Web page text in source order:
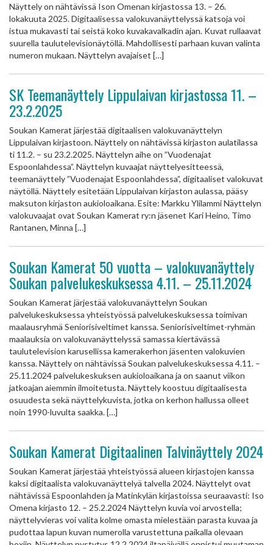
Näyttely on nähtävissä Ison Omenan kirjastossa 13. – 26.
lokakuuta 2025. Digitaalisessa valokuvanäyttelyssä katsoja voi
istua mukavasti tai seistä koko kuvakavalkadin ajan. Kuvat rullaavat
suurella taulutelevisionäytöllä. Mahdollisesti parhaan kuvan valinta
numeron mukaan. Näyttelyn avajaiset […]
SK Teemanäyttely Lippulaivan kirjastossa 11. –
23.2.2025
Soukan Kamerat järjestää digitaalisen valokuvanäyttelyn
Lippulaivan kirjastoon. Näyttely on nähtävissä kirjaston aulatilassa
ti 11.2. – su 23.2.2025. Näyttelyn aihe on ”Vuodenajat
Espoonlahdessa”. Näyttelyn kuvaajat näyttelyesitteessä,
teemanäyttely ”Vuodenajat Espoonlahdessa”, digitaaliset valokuvat
näytöllä. Näyttely esitetään Lippulaivan kirjaston aulassa, pääsy
maksuton kirjaston aukioloaikana. Esite: Markku Ylilammi Näyttelyn
valokuvaajat ovat Soukan Kamerat ry:n jäsenet Kari Heino, Timo
Rantanen, Minna […]
Soukan Kamerat 50 vuotta – valokuvanäyttely
Soukan palvelukeskuksessa 4.11. – 25.11.2024
Soukan Kamerat järjestää valokuvanäyttelyn Soukan
palvelukeskuksessa yhteistyössä palvelukeskuksessa toimivan
maalausryhmä Seniorisiveltimet kanssa. Seniorisiveltimet-ryhmän
maalauksia on valokuvanäyttelyssä samassa kiertävässä
taulutelevision karusellissa kamerakerhon jäsenten valokuvien
kanssa. Näyttely on nähtävissä Soukan palvelukeskuksessa 4.11. –
25.11.2024 palvelukeskuksen aukioloaikana ja on saanut viikon
jatkoajan aiemmin ilmoitetusta. Näyttely koostuu digitaalisesta
osuudesta sekä näyttelykuvista, jotka on kerhon hallussa olleet
noin 1990-luvulta saakka. […]
Soukan Kamerat Digitaalinen Talvinäyttely 2024
Soukan Kamerat järjestää yhteistyössä alueen kirjastojen kanssa
kaksi digitaalista valokuvanäyttelyä talvella 2024. Näyttelyt ovat
nähtävissä Espoonlahden ja Matinkylän kirjastoissa seuraavasti: Iso
Omena kirjasto 12. – 25.2.2024 Näyttelyn kuvia voi arvostella;
näyttelyvieras voi valita kolme omasta mielestään parasta kuvaa ja
pudottaa lapun kuvan numerolla varustettuna paikalla olevaan